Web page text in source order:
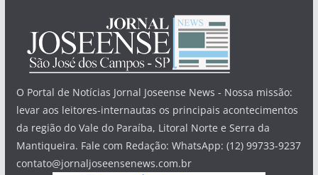
O Portal de Notícias Jornal Joseense News - Nossa missão:
levar aos leitores-internautas os principais acontecimentos
da região do Vale do Paraíba, Litoral Norte e Serra da
Mantiqueira. Fale com Redação: WhatsApp: (12) 99733-9237
contato@jornaljoseensenews.com.br